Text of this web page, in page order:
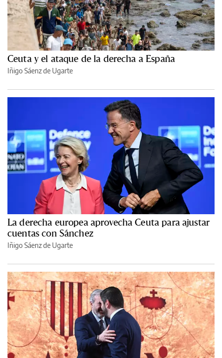
Ceuta y el ataque de la derecha a España
Iñigo Sáenz de Ugarte
La derecha europea aprovecha Ceuta para ajustar
cuentas con Sánchez
Iñigo Sáenz de Ugarte